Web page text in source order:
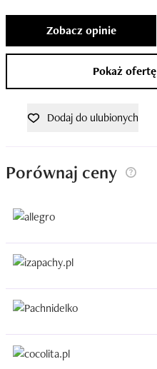
Zobacz opinie
Pokaż
Dodaj do ulubionych
Porównaj ceny